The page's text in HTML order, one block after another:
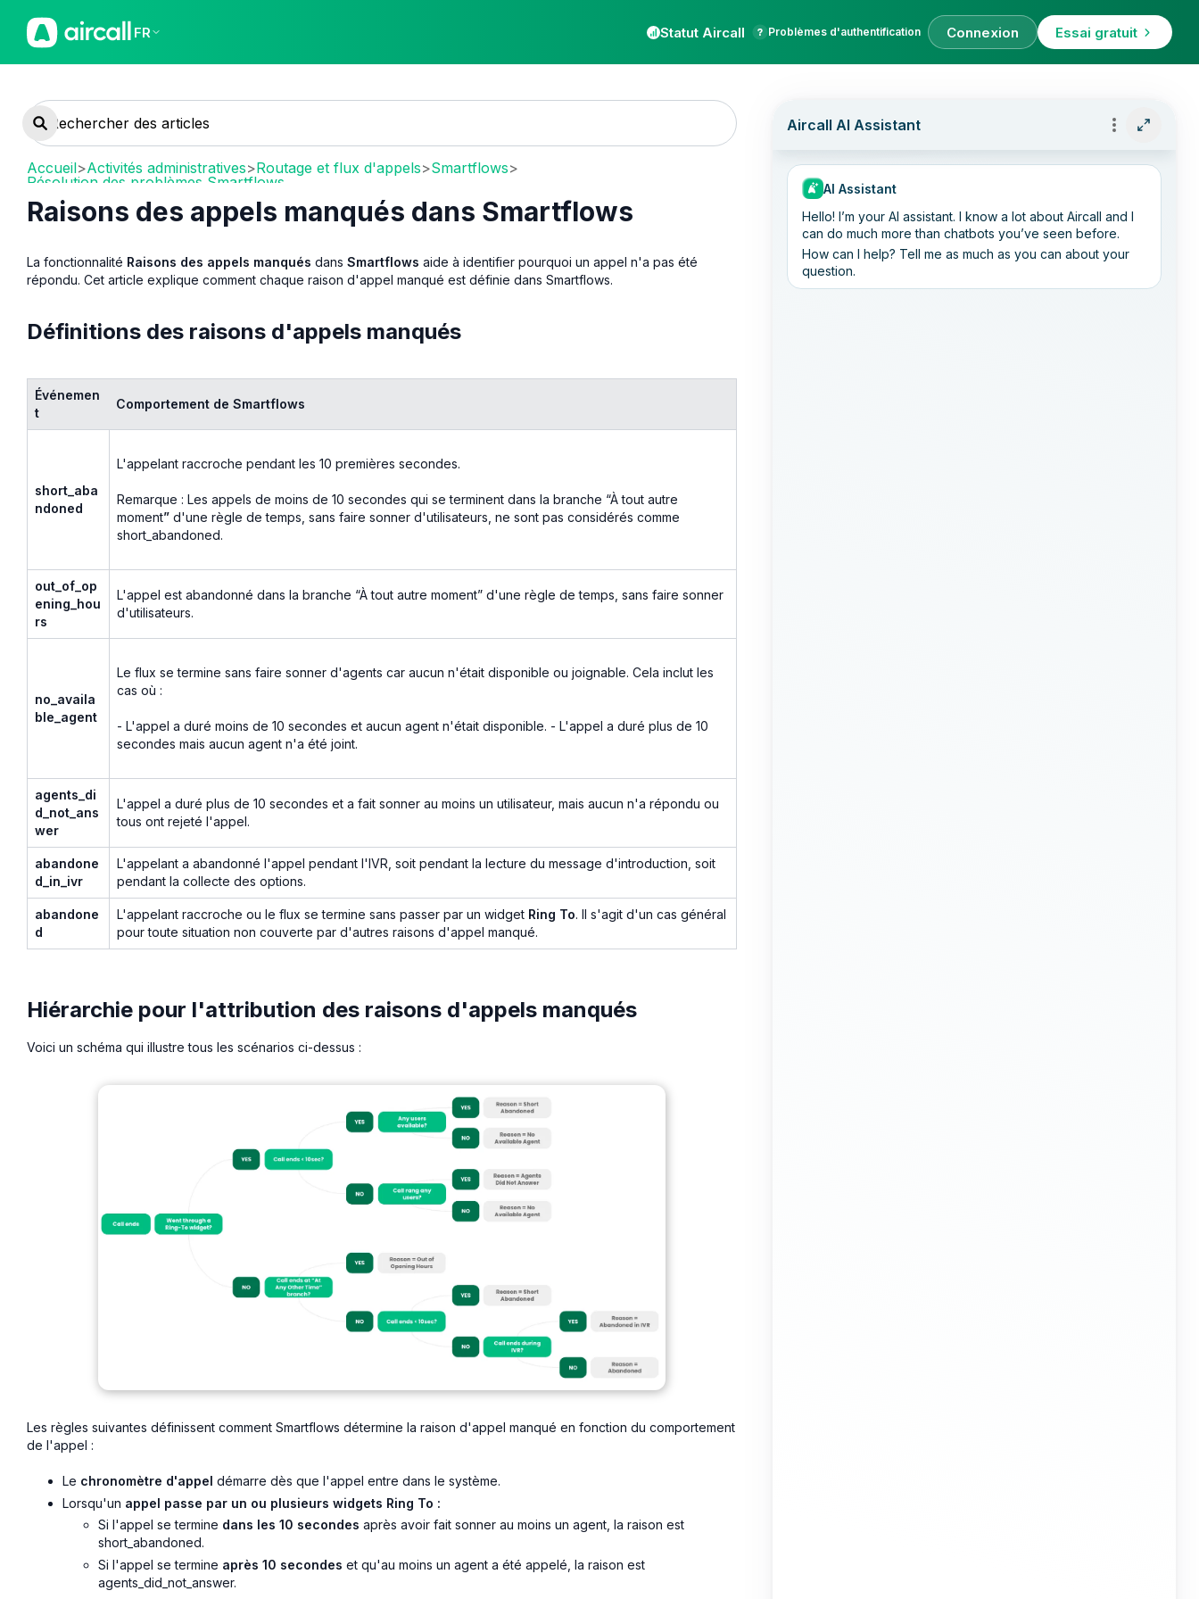
FR Statut Aircall Problèmes d'authentification Connexion Essai gratuit
Accueil>Activités administratives>Routage et flux d'appels>Smartflows>
Résolution des problèmes Smartflows
Raisons des appels manqués dans Smartflows
La fonctionnalité Raisons des appels manqués dans Smartflows aide à identifier pourquoi un appel n'a pas été
répondu. Cet article explique comment chaque raison d'appel manqué est définie dans Smartflows.
Définitions des raisons d'appels manqués
Événemen
t
Comportement de Smartflows
short_aba
ndoned
L'appelant raccroche pendant les 10 premières secondes.
Remarque : Les appels de moins de 10 secondes qui se terminent dans la branche “À tout autre
moment” d'une règle de temps, sans faire sonner d'utilisateurs, ne sont pas considérés comme
short_abandoned.
out_of_op
ening_hou
rs
L'appel est abandonné dans la branche “À tout autre moment” d'une règle de temps, sans faire sonner
d'utilisateurs.
no_availa
ble_agent
Le flux se termine sans faire sonner d'agents car aucun n'était disponible ou joignable. Cela inclut les
cas où :
- L'appel a duré moins de 10 secondes et aucun agent n'était disponible. - L'appel a duré plus de 10
secondes mais aucun agent n'a été joint.
agents_di
d_not_ans
wer
L'appel a duré plus de 10 secondes et a fait sonner au moins un utilisateur, mais aucun n'a répondu ou
tous ont rejeté l'appel.
abandone
d_in_ivr
L'appelant a abandonné l'appel pendant l'IVR, soit pendant la lecture du message d'introduction, soit
pendant la collecte des options.
abandone
d
L'appelant raccroche ou le flux se termine sans passer par un widget Ring To. Il s'agit d'un cas général
pour toute situation non couverte par d'autres raisons d'appel manqué.
Hiérarchie pour l'attribution des raisons d'appels manqués
Voici un schéma qui illustre tous les scénarios ci-dessus :
Les règles suivantes définissent comment Smartflows détermine la raison d'appel manqué en fonction du comportement
de l'appel :
Le chronomètre d'appel démarre dès que l'appel entre dans le système.
Lorsqu'un appel passe par un ou plusieurs widgets Ring To :
Si l'appel se termine dans les 10 secondes après avoir fait sonner au moins un agent, la raison est
short_abandoned.
Si l'appel se termine après 10 secondes et qu'au moins un agent a été appelé, la raison est
agents_did_not_answer.